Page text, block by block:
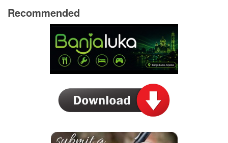
Recommended